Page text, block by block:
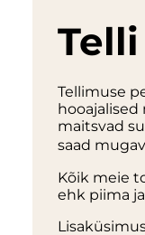
Tellimuse
hooajalised
maitsvad
saad
Kõik meie
ehk piima